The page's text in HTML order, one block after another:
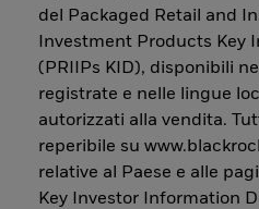
del Packaged Retail and
Investment Products Key
(PRIIPs KID), disponibili
registrate e nelle lingue
autorizzati alla vendita.
reperibile su
relative al Paese e alle
Key Investor Information